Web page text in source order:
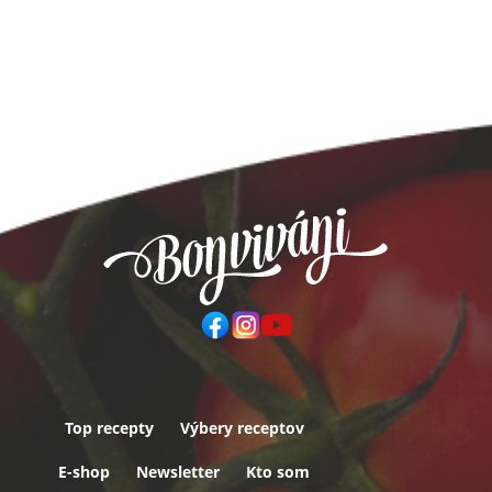
Top recepty Výbery receptov
E-shop Newsletter Kto som